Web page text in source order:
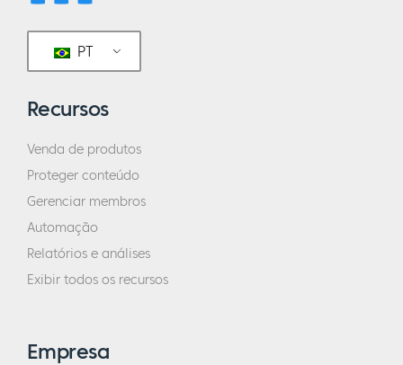
PT
Recursos
Venda de produtos
Proteger conteúdo
Gerenciar membros
Automação
Relatórios e análises
Exibir todos os recursos
Empresa